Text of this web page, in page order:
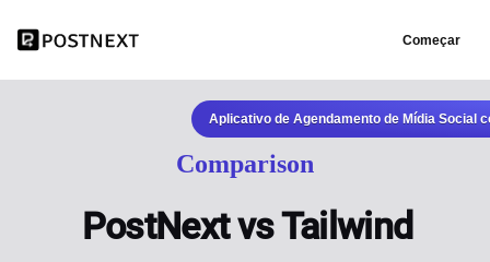
Começar
Aplicativo de Agendamento de Mídia Social
Comparison
PostNext vs Tailwind